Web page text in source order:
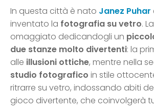
In questa città è nato Janez Puhar
inventato la fotografia su vetro.
omaggiato dedicandogli un
due stanze molto divertenti: la
alle illusioni ottiche, mentre nella
studio fotografico in stile
ritrarre su vetro, indossando abiti
gioco divertente, che coinvolgerà